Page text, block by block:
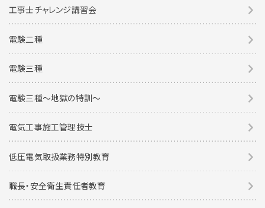
工事士チャレンジ講習会
電験二種
電験三種
電験三種〜地獄の特訓〜
電気工事施工管理技士
低圧電気取扱業務特別教育
職長・安全衛生責任者教育